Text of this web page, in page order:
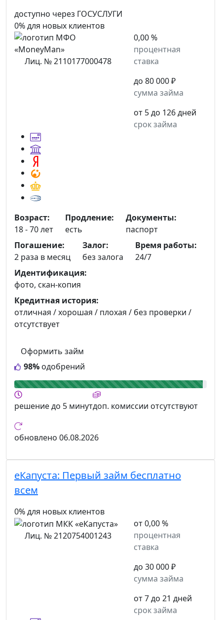
доступно через ГОСУСЛУГИ
0% для новых клиентов
Лиц. № 2110177000478
0,00 %
процентная
ставка
до 80 000 ₽
сумма займа
от 5 до 126 дней
срок займа
98% одобрений
Оформить займ
Возраст:
18 - 70 лет
Продление:
есть
Документы:
паспорт
Погашение:
2 раза в месяц
Залог:
без залога
Время работы:
24/7
Идентификация:
фото, скан-копия
Кредитная история:
отличная / хорошая / плохая / без проверки /
отсутствует
решениедо 5 минутдоп. комиссии отсутствуют
обновлено 06.08.2026
еКапуста: Первый займ бесплатно
всем
0% для новых клиентов
Лиц. № 2120754001243
от 0,00 %
процентная
ставка
до 30 000 ₽
сумма займа
от 7 до 21 дней
срок займа